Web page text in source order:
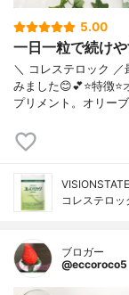
5.00
一日一粒で続け
＼ コレステロック ／
みました😊💕⭐️特徴
プリメント。オリー
コレステロッ
ブロガー
@eccoroco5